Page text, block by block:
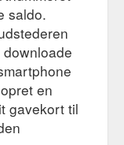
saldo.
en
gavekort til